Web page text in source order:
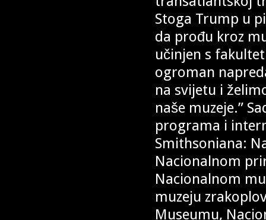
Stoga Trump u
da prođu kroz
učinjen s
ogroman
na svijetu i
naše muzeje.”
programa i
Smithsoniana:
Nacionalnom
Nacionalnom
muzeju
Museumu,